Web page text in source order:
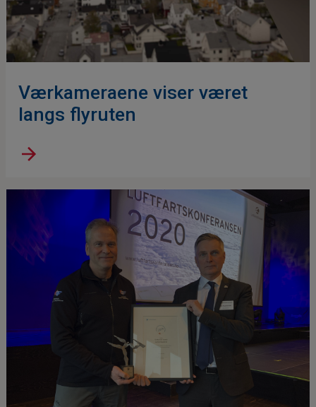
Værkameraene viser været
langs flyruten